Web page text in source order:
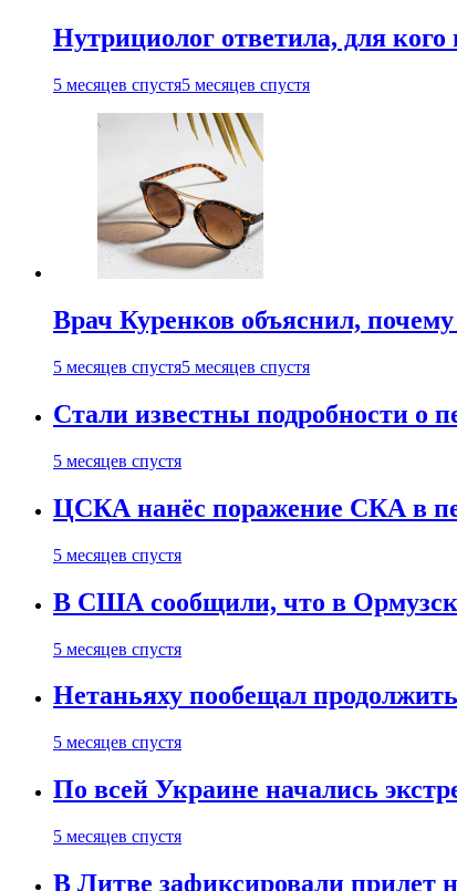
Нутрициолог ответила, для
5 месяцев спустя5 месяцев спустя
Врач Куренков объяснил,
5 месяцев спустя5 месяцев спустя
Стали известны подробности о
5 месяцев спустя
ЦСКА нанёс поражение СКА в
5 месяцев спустя
В США сообщили, что в
5 месяцев спустя
Нетаньяху пообещал
5 месяцев спустя
По всей Украине начались
5 месяцев спустя
В Литве зафиксировали прилет